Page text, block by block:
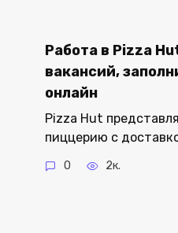
Работа в Pizza
вакансий,
онлайн
Pizza Hut
пиццерию с
0 2к.